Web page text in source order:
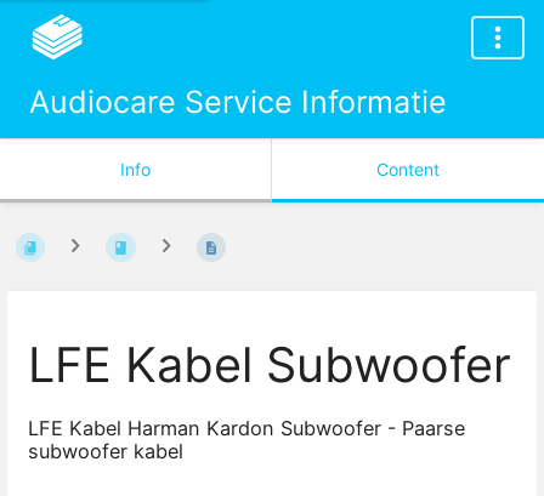
Audiocare Service Informatie
Info Content
LFE Kabel Subwoofer
LFE Kabel Harman Kardon Subwoofer - Paarse
subwoofer kabel